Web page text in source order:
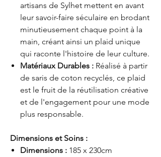
artisans de Sylhet mettent en avant
leur savoir-faire séculaire en brodant
minutieusement chaque point à la
main, créant ainsi un plaid unique
qui raconte l'histoire de leur culture.
Matériaux Durables : Réalisé à partir
de saris de coton recyclés, ce plaid
est le fruit de la réutilisation créative
et de l'engagement pour une mode
plus responsable.
Dimensions et Soins :
Dimensions : 185 x 230cm